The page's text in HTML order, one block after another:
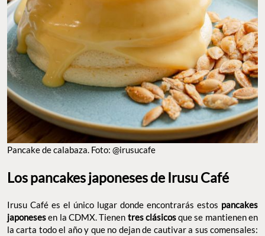
Pancake de calabaza. Foto: @irusucafe
Los pancakes japoneses de Irusu Café
Irusu Café es el único lugar donde encontrarás estos pancakes
japonesesen la CDMX. Tienen tres clásicosque se mantienen en
la carta todo el año y que no dejan de cautivar a sus comensales: